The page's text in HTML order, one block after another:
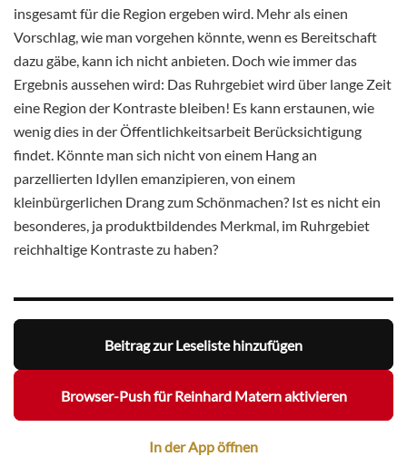
insgesamt für die Region ergeben wird. Mehr als einen
Vorschlag, wie man vorgehen könnte, wenn es Bereitschaft
dazu gäbe, kann ich nicht anbieten. Doch wie immer das
Ergebnis aussehen wird: Das Ruhrgebiet wird über lange Zeit
eine Region der Kontraste bleiben! Es kann erstaunen, wie
wenig dies in der Öffentlichkeitsarbeit Berücksichtigung
findet. Könnte man sich nicht von einem Hang an
parzellierten Idyllen emanzipieren, von einem
kleinbürgerlichen Drang zum Schönmachen? Ist es nicht ein
besonderes, ja produktbildendes Merkmal, im Ruhrgebiet
reichhaltige Kontraste zu haben?
Beitrag zur Leseliste hinzufügen
Browser-Push für Reinhard Matern aktivieren
In der App öffnen